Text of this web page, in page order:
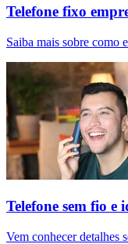
Telefone fixo
Saiba mais sobre como
Telefone sem fio e
Vem conhecer detalhes